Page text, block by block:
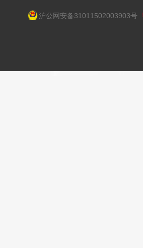
沪公网安备31011502003903号